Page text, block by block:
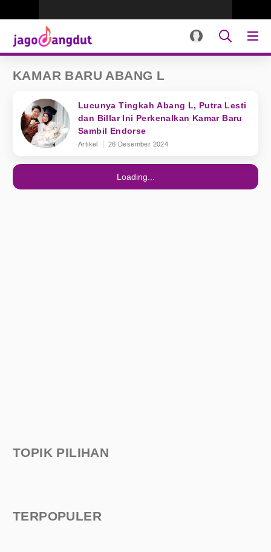
KAMAR BARU ABANG L
Lucunya Tingkah Abang L, Putra Lesti
dan Billar Ini Perkenalkan Kamar Baru
Sambil Endorse
Artikel 26 Desember 2024
Loading...
TOPIK PILIHAN
TERPOPULER